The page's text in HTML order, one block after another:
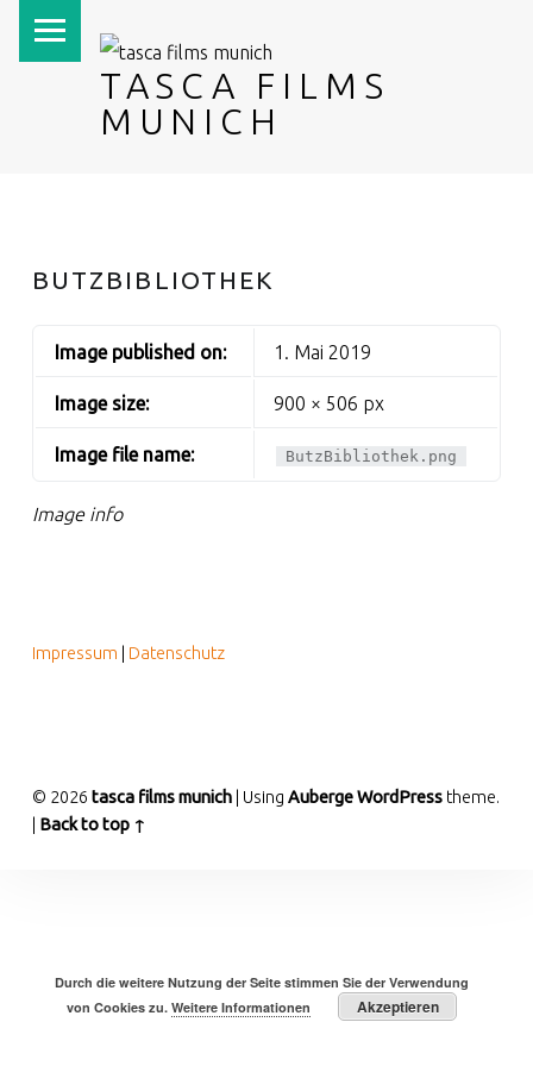
TASCA FILMS
MUNICH
BUTZBIBLIOTHEK
Image info
Image published on: 1. Mai 2019
Image size: 900 × 506 px
Image file name: ButzBibliothek.png
Impressum Datenschutz
© 2026 tasca films munich Using AubergeWordPresstheme.
Back to top ↑
Durch die weitere Nutzung der Seite stimmen Sie der Verwendung
von Cookies zu.Weitere Informationen Akzeptieren